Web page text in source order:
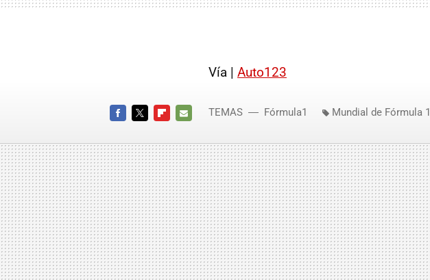
Vía | Auto123
MAIL
TEMAS Fórmula1 Mundial de Fórmula 1